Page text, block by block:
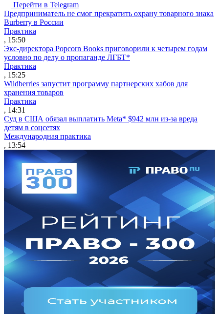
Перейти в Telegram
Предприниматель не смог прекратить охрану товарного знака
Burberry в России
Практика
, 15:50
Экс-директора Popcorn Books приговорили к четырем годам
условно по делу о пропаганде ЛГБТ*
Практика
, 15:25
Wildberries запустит программу партнерских хабов для
хранения товаров
Практика
, 14:31
Суд в США обязал выплатить Meta* $942 млн из-за вреда
детям в соцсетях
Международная практика
, 13:54